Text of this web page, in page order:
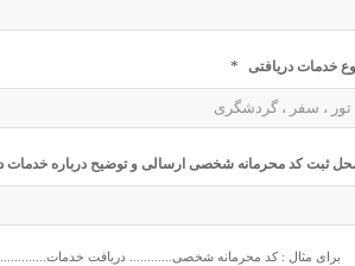
خدمات دریافتی *
ثبت کد محرمانه شخصی ارسالی و توضیح درباره خدمات
برای مثال : کد محرمانه شخصی............ دریافت خدمات..............